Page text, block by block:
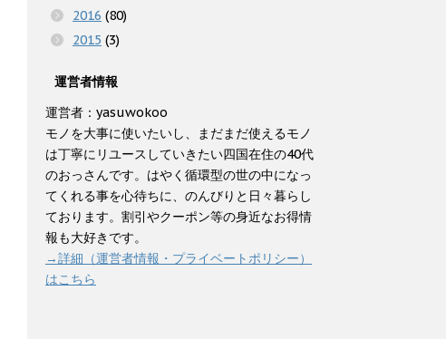
2016 (80)
2015 (3)
運営者情報
運営者：yasuwokoo
モノを大事に使いたいし、まだまだ使えるモノ
は丁寧にリユースしていきたい四国在住の40代
のおっさんです。はやく循環型の世の中になっ
てくれる事を心待ちに、のんびりと日々暮らし
ております。割引やクーポン等の身近なお得情
報も大好きです。
→詳細（運営者情報・プライベートポリシー）
はこちら